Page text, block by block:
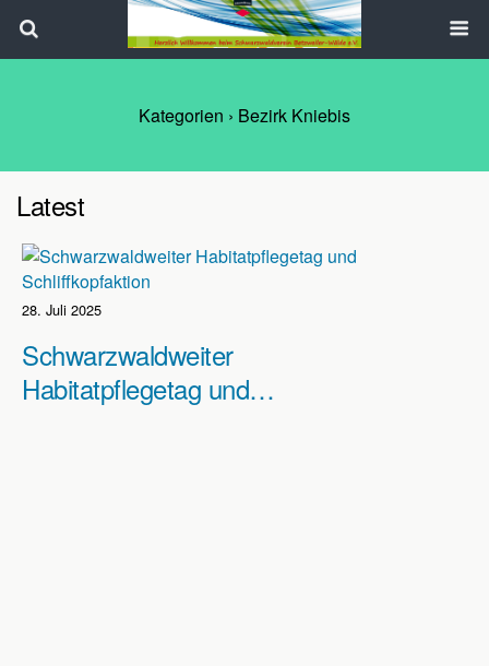
Kategorien › Bezirk Kniebis
Latest
28. Juli 2025
Schwarzwaldweiter
Habitatpflegetag und